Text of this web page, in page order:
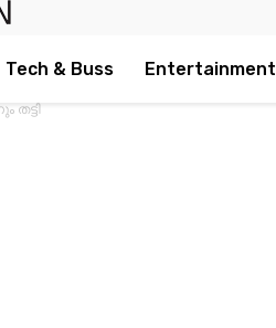
Tech & Buss Entertainment
തട്ടി